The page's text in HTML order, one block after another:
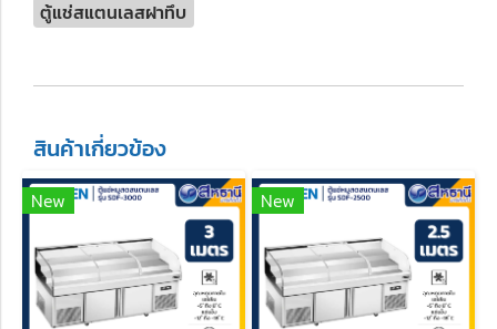
ตู้แช่สแตนเลสฝาทึบ
สินค้าเกี่ยวข้อง
New New